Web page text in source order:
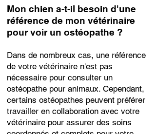
Mon chien a-t-il besoin d'une
référence de mon vétérinaire
pour voir un ostéopathe ?
Dans de nombreux cas, une référence
de votre vétérinaire n'est pas
nécessaire pour consulter un
ostéopathe pour animaux. Cependant,
certains ostéopathes peuvent préférer
travailler en collaboration avec votre
vétérinaire pour assurer des soins